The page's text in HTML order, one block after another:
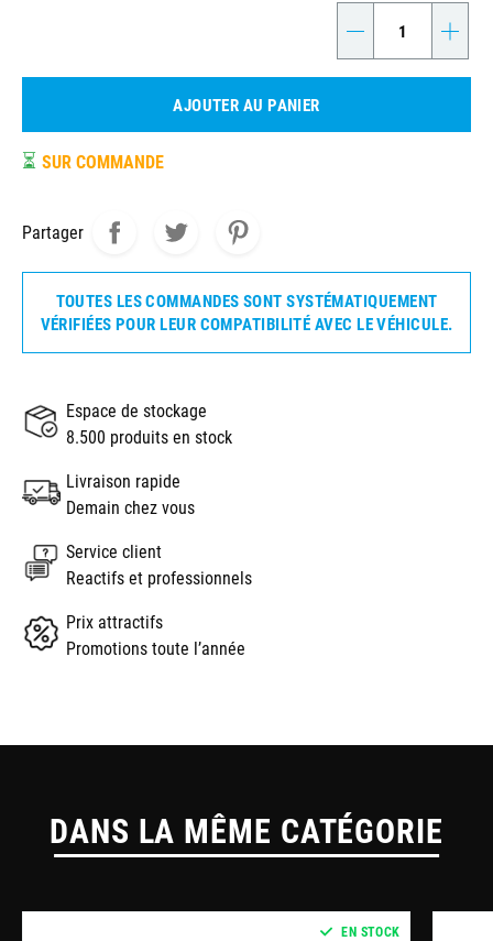
- +
AJOUTER AU PANIER
⏳ SUR COMMANDE
Partager
TOUTES LES COMMANDES SONT SYSTÉMATIQUEMENT
VÉRIFIÉES POUR LEUR COMPATIBILITÉ AVEC LE VÉHICULE.
Espace de stockage
8.500 produits en stock
Livraison rapide
Demain chez vous
Service client
Reactifs et professionnels
Prix attractifs
Promotions toute l’année
DANS LA MÊME CATÉGORIE
EN STOCK